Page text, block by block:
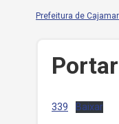
Prefeitura de Cajamar
339 Baixar